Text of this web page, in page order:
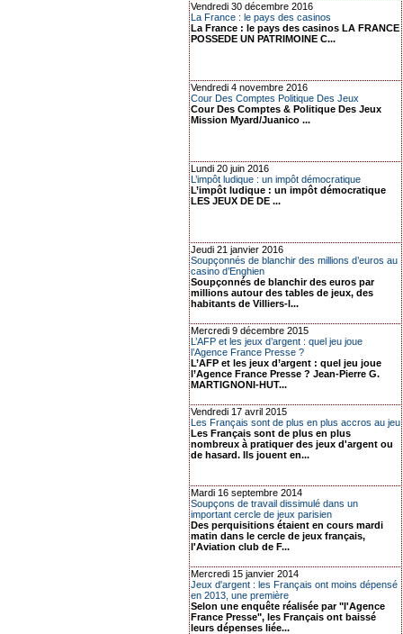
Vendredi 30 décembre 2016
La France : le pays des casinos
La France : le pays des casinos LA FRANCE
POSSEDE UN PATRIMOINE C...
Vendredi 4 novembre 2016
Cour Des Comptes Politique Des Jeux
Cour Des Comptes & Politique Des Jeux
Mission Myard/Juanico ...
Lundi 20 juin 2016
L’impôt ludique : un impôt démocratique
L’impôt ludique : un impôt démocratique
LES JEUX DE DE ...
Jeudi 21 janvier 2016
Soupçonnés de blanchir des millions d’euros au
casino d’Enghien
Soupçonnés de blanchir des euros par
millions autour des tables de jeux, des
habitants de Villiers-l...
Mercredi 9 décembre 2015
L’AFP et les jeux d’argent : quel jeu joue
l’Agence France Presse ?
L’AFP et les jeux d’argent : quel jeu joue
l’Agence France Presse ? Jean-Pierre G.
MARTIGNONI-HUT...
Vendredi 17 avril 2015
Les Français sont de plus en plus accros au jeu
Les Français sont de plus en plus
nombreux à pratiquer des jeux d'argent ou
de hasard. Ils jouent en...
Mardi 16 septembre 2014
Soupçons de travail dissimulé dans un
important cercle de jeux parisien
Des perquisitions étaient en cours mardi
matin dans le cercle de jeux français,
l'Aviation club de F...
Mercredi 15 janvier 2014
Jeux d'argent : les Français ont moins dépensé
en 2013, une première
Selon une enquête réalisée par "l'Agence
France Presse", les Français ont baissé
leurs dépenses liée...